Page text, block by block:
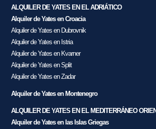
ALQUILER DE YATES EN EL ADRIÁTICO
Alquiler de Yates en Croacia
Alquiler de Yates en Dubrovnik
Alquiler de Yates en Istria
Alquiler de Yates en Kvarner
Alquiler de Yates en Split
Alquiler de Yates en Zadar
Alquiler de Yates en Montenegro
ALQUILER DE YATES EN EL MEDITERRÁNEO
Alquiler de Yates en las Islas Griegas